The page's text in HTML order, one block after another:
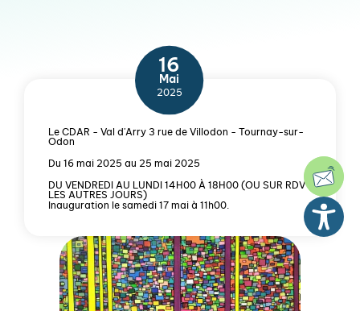
16
Mai
2025
Le CDAR - Val d'Arry 3 rue de Villodon - Tournay-sur-
Odon
Du 16 mai 2025 au 25 mai 2025
DU VENDREDI AU LUNDI 14H00 À 18H00 (OU SUR RDV
LES AUTRES JOURS)
Inauguration le samedi 17 mai à 11h00.